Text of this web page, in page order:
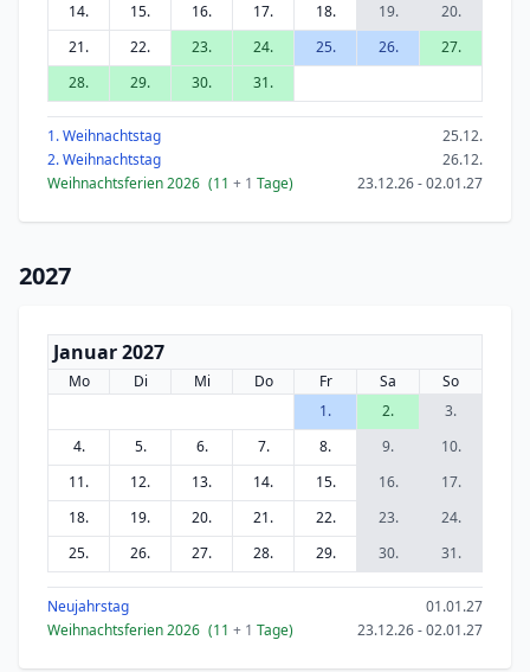
14.
15. 16. 17. 18. 19.
20.
21.
22. 23. 24. 25. 26.
27.
28.
29. 30. 31.
1. Weihnachtstag
25.12.
2. Weihnachtstag
26.12.
Weihnachtsferien 2026 (11 + 1 Tage) 23.12.26 - 02.01.27
2027
Januar 2027
Mo Di Mi Do Fr Sa
So
1.
2.
3.
4.
5. 6. 7. 8. 9.
10.
11.
12. 13. 14. 15. 16.
17.
18.
19. 20. 21. 22. 23.
24.
25.
26. 27. 28. 29. 30. 31.
Neujahrstag
01.01.27
Weihnachtsferien 2026 (11 + 1 Tage) 23.12.26 - 02.01.27